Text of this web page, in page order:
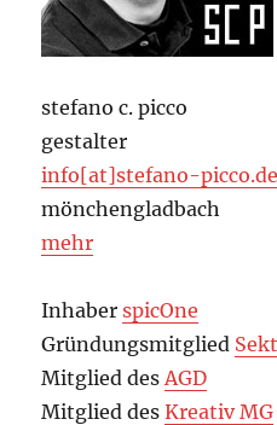
stefano c. picco
gestalter
info[at]stefano-picco.de
mönchengladbach
mehr
InhaberspicOne
Gründungsmitglied
Mitglied des AGD
Mitglied desKreativ MG